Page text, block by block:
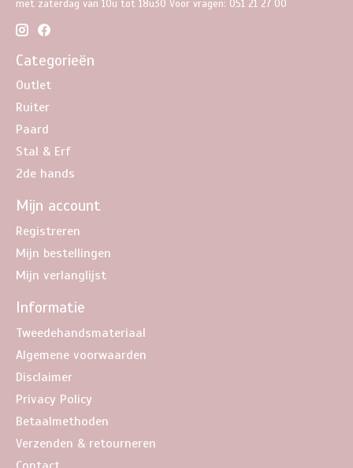
met zaterdag van 10u tot 18u30 Voor vragen: 051 21 27 00
Categorieën
Outlet
Ruiter
Paard
Stal & Erf
2de hands
Mijn account
Registreren
Mijn bestellingen
Mijn verlanglijst
Informatie
Tweedehandsmateriaal
Algemene voorwaarden
Disclaimer
Privacy Policy
Betaalmethoden
Verzenden & retourneren